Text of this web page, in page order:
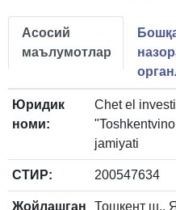
Асосий
маълумотлар
Юридик
номи:
Chet el
jamiyati
СТИР: 200547634
Жойлашган
Тошкент ш.,